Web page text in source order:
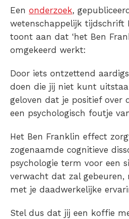
Een onderzoek,
wetenschappelijk tijdschrift
toont aan dat ‘het Ben
omgekeerd werkt:
Door iets ontzettend
doen die jij niet kunt
geloven dat je positief over
een psychologisch foutje
Het Ben Franklin effect
zogenaamde cognitieve
psychologie term voor een
verwacht dat zal gebeuren,
met je daadwerkelijke
Stel dus dat jij een koffie